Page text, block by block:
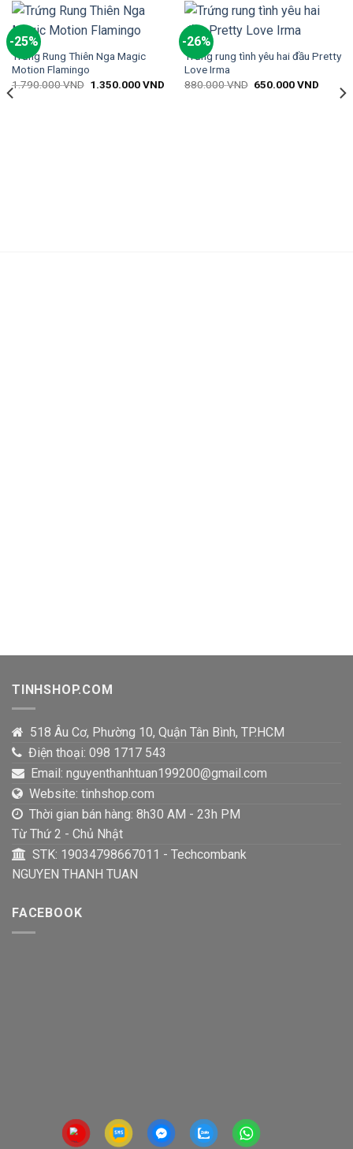
-25%
Trứng Rung Thiên Nga Magic
Motion Flamingo
1.790.000VND 1.350.000VND
-26%
Trứng rung tình yêu hai đầu Pretty
Love Irma
880.000VND 650.000VND
TINHSHOP.COM
518 Âu Cơ, Phường 10, Quận Tân Bình, TP.HCM
Điện thoại: 098 1717 543
Email: nguyenthanhtuan199200@gmail.com
Website: tinhshop.com
Thời gian bán hàng: 8h30 AM - 23h PM
Từ Thứ 2 - Chủ Nhật
STK: 19034798667011 - Techcombank
NGUYEN THANH TUAN
FACEBOOK